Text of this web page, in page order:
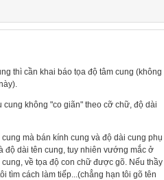
thì cần khai báo tọa độ tâm cung (không
không "co giãn" theo cỡ chữ, độ dài
mà bán kính cung và độ dài cung phụ
độ dài tên cung, tuy nhiên vướng mắc ở
về tọa độ con chữ được gõ. Nếu thầy
tìm cách làm tiếp...(chẳng hạn tôi gõ tên